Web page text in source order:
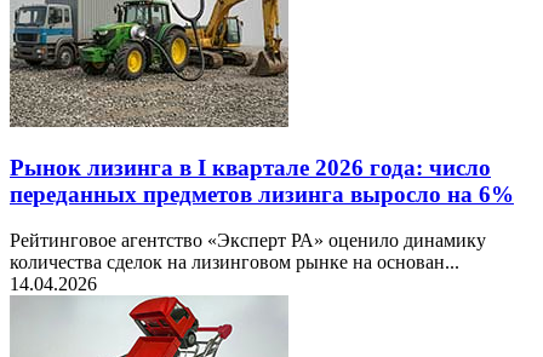
Рынок лизинга в I квартале 2026 года: число
переданных предметов лизинга выросло на 6%
Рейтинговое агентство «Эксперт РА» оценило динамику
количества сделок на лизинговом рынке на основан...
14.04.2026